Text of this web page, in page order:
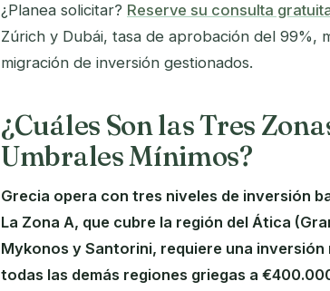
¿Planea solicitar? Reserve su consulta
Zúrich y Dubái, tasa de aprobación del 99%,
migración de inversión gestionados.
¿Cuáles Son las Tres
Umbrales Mínimos?
Grecia opera con tres niveles de inversión
La Zona A, que cubre la región del Ática
Mykonos y Santorini, requiere una
todas las demás regiones griegas a